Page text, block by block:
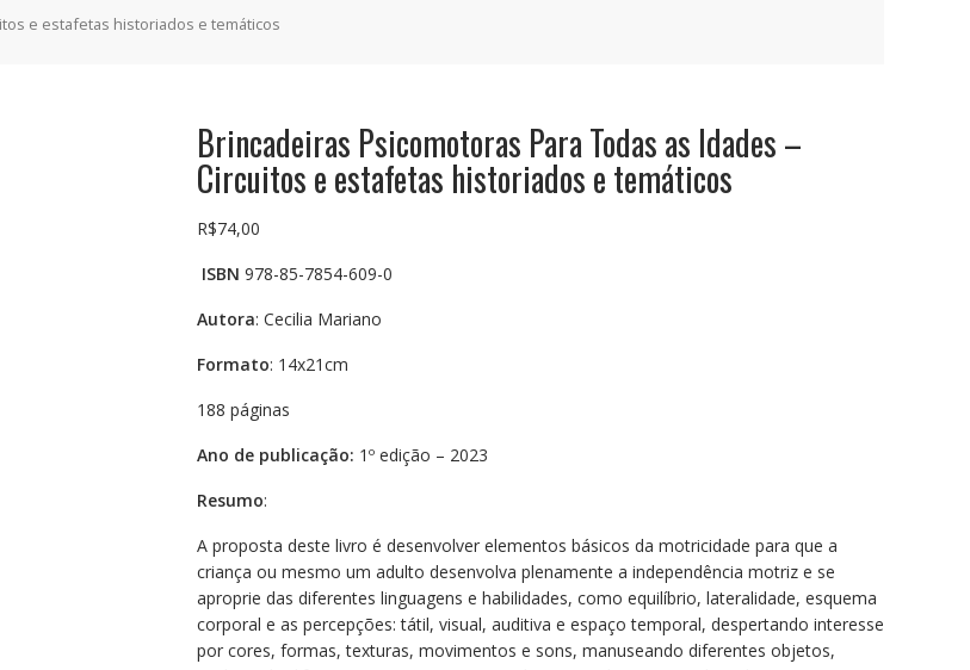
e estafetas historiados e temáticos
Brincadeiras Psicomotoras Para Todas as Idades –
Circuitos e estafetas historiados e temáticos
R$74,00
ISBN 978-85-7854-609-0
Autora: Cecilia Mariano
Formato: 14x21cm
188 páginas
Ano de publicação: 1º edição – 2023
Resumo:
A proposta deste livro é desenvolver elementos básicos da motricidade para que a
criança ou mesmo um adulto desenvolva plenamente a independência motriz e se
aproprie das diferentes linguagens e habilidades, como equilíbrio, lateralidade, esquema
corporal e as percepções: tátil, visual, auditiva e espaço temporal, despertando interesse
por cores, formas, texturas, movimentos e sons, manuseando diferentes objetos,